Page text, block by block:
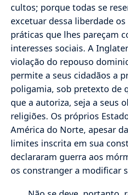
cultos; porque todas se
excetuar dessa liberdade
práticas que lhes pareçam
interesses sociais. A
violação do repouso
permite a seus cidadãos a
poligamia, sob pretexto de
que a autoriza, seja a seus
religiões. Os próprios
América do Norte, apesar
limites inscrita em sua
declararam guerra aos
os constranger a modificar